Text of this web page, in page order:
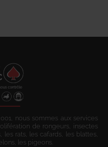
nous sommes aux services
de rongeurs, insectes
les rats, les cafards, les blattes,
les pigeons.